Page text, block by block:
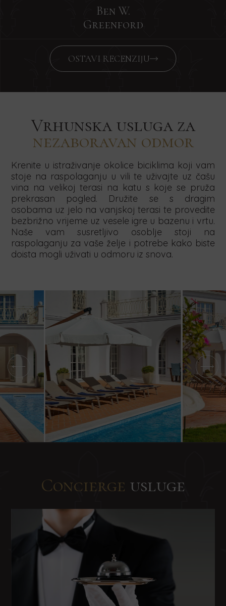
OSTAVI RECENZIJU
Ben W.
Greenford
Vrhunska usluga za
nezaboravan odmor
Krenite u istraživanje okolice biciklima koji vam
stoje na raspolaganju u vili te uživajte uz čašu
vina na velikoj terasi na katu s koje se pruža
prekrasan pogled. Družite se s dragim
osobama uz jelo na vanjskoj terasi te provedite
bezbrižno vrijeme uz vesele igre u bazenu i vrtu.
Naše vam susretljivo osoblje stoji na
raspolaganju za vaše želje i potrebe kako biste
doista mogli uživati u odmoru iz snova.
Concierge usluge